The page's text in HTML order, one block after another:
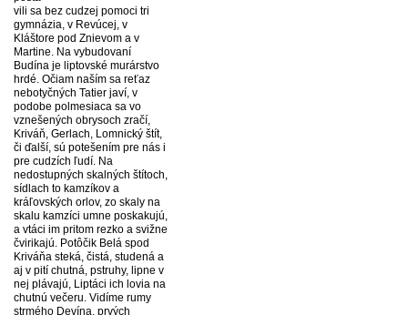
vili sa bez cudzej pomoci tri
gymnázia, v Revúcej, v
Kláštore pod Znievom a v
Martine. Na vybudovaní
Budína je liptovské murárstvo
hrdé. Očiam naším sa reťaz
nebotyčných Tatier javí, v
podobe polmesiaca sa vo
vznešených obrysoch zračí,
Kriváň, Gerlach, Lomnický štít,
či ďalší, sú potešením pre nás i
pre cudzích ľudí. Na
nedostupných skalných štítoch,
sídlach to kamzíkov a
kráľovských orlov, zo skaly na
skalu kamzíci umne poskakujú,
a vtáci im pritom rezko a svižne
čvirikajú. Potôčik Belá spod
Kriváňa steká, čistá, studená a
aj v pití chutná, pstruhy, lipne v
nej plávajú, Liptáci ich lovia na
chutnú večeru. Vidíme rumy
strmého Devína, prvých